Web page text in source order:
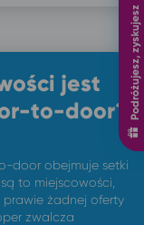
Podróżujesz, zyskujesz
jest
to-door?
door obejmuje setki
to miejscowości,
prawie żadnej oferty
zwalcza